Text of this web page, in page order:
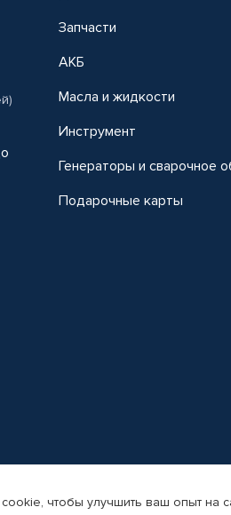
Запчасти
АКБ
Масла и жидкости
Инструмент
Генераторы и сварочное
Подарочные карты
защищены. Интернет-магазин
чтобы улучшить ваш опыт на